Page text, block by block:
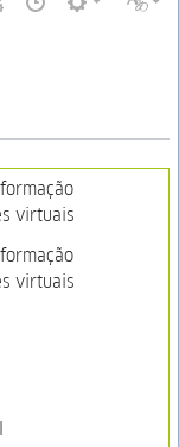
virtuais
virtuais